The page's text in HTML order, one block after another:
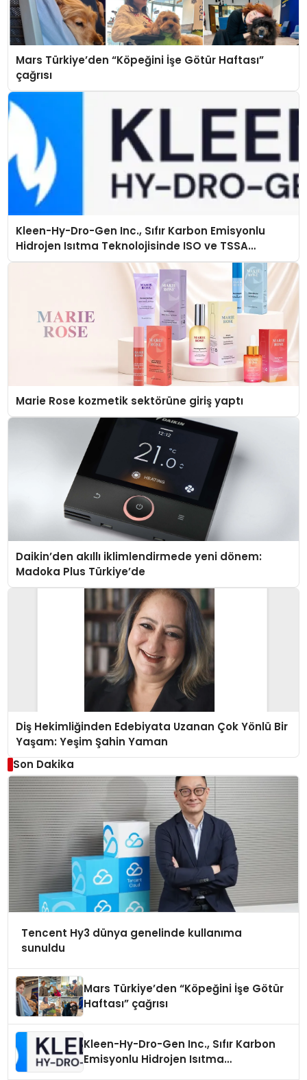
Mars Türkiye’den “Köpeğini İşe Götür Haftası”
çağrısı
Kleen-Hy-Dro-Gen Inc., Sıfır Karbon Emisyonlu
Hidrojen Isıtma Teknolojisinde ISO ve TSSA
Düzenleyici Onaylarını Aldı
Marie Rose kozmetik sektörüne giriş yaptı
Daikin’den akıllı iklimlendirmede yeni dönem:
Madoka Plus Türkiye’de
Diş Hekimliğinden Edebiyata Uzanan Çok Yönlü Bir
Yaşam: Yeşim Şahin Yaman
Son Dakika
Tencent Hy3 dünya genelinde kullanıma
sunuldu
Mars Türkiye’den “Köpeğini İşe Götür
Haftası” çağrısı
Kleen-Hy-Dro-Gen Inc., Sıfır Karbon
Emisyonlu Hidrojen Isıtma